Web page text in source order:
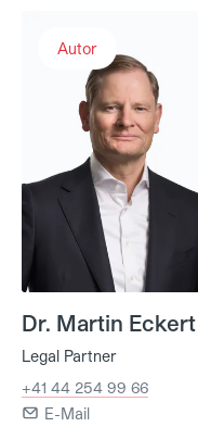
Autor
Dr. Martin Eckert
Legal Partner
+41 44 254 99 66
E-Mail